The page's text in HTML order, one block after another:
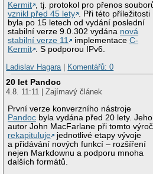
Kermit , tj. protokol pro přenos
vznikl před 45 lety . Při této příležitosti
byla po 15 letech od vydání poslední
stabilní verze 9.0.302 vydána nová
stabilní verze 11
implementaceC-
Kermit . S podporou IPv6.
Ladislav Hagara | Komentářů: 0
20 let Pandoc
4.8. 11:11 | Zajímavý článek
První verze konverzního nástroje
Pandoc byla vydána před 20 lety. Jeho
autor John MacFarlane při tomto
rekapituluje
jednotlivé etapy vývoje
a přidávání nových funkcí – rozšíření
nejen Markdownu a podporu mnoha
dalších formátů.